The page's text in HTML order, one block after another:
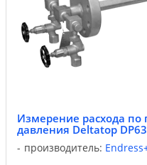
Измерение расхода по
давления Deltatop
производитель: